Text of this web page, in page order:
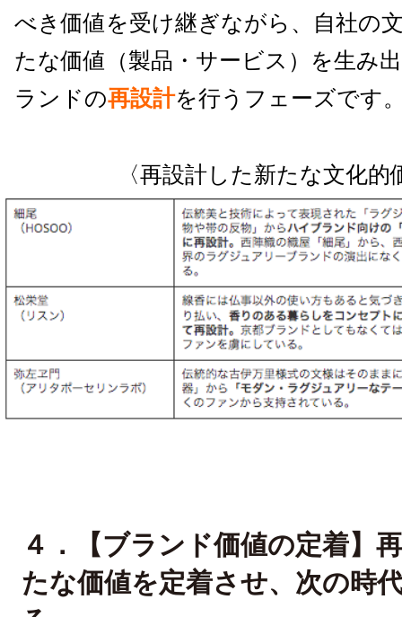
べき価値を受け継ぎながら、自社の
たな価値（製品・サービス）を生み
ランドの再設計を行うフェーズです
〈再設計した新たな文化的
４．【ブランド価値の定着】
たな価値を定着させ、次の時